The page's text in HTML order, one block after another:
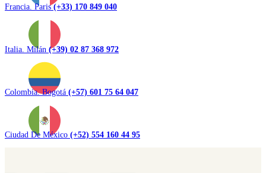
Francia. Paris(+33) 170 849 040
Italia. Milán (+39) 02 87 368 972
Colombia. Bogotá (+57) 601 75 64 047
Ciudad De México (+52) 554 160 44 95